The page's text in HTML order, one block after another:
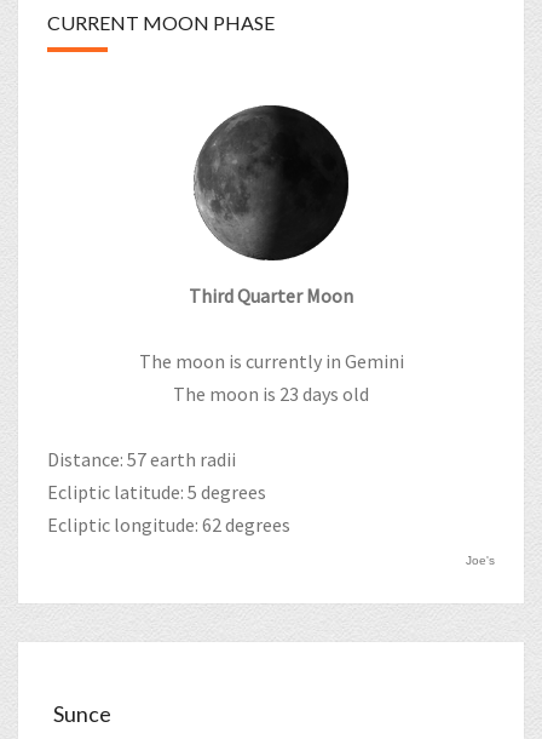
CURRENT MOON PHASE
Third Quarter Moon
The moon is currently in Gemini
The moon is 23 days old
Distance: 57 earth radii
Ecliptic latitude: 5 degrees
Ecliptic longitude: 62 degrees
Joe's
Sunce